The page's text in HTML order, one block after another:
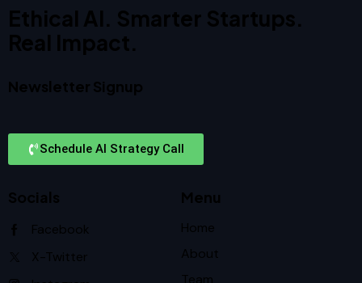
Ethical AI. Smarter Startups.
Real Impact.
Newsletter Signup
Schedule AI Strategy Call
Socials
Facebook
X-Twitter
Menu
Home
About
Team